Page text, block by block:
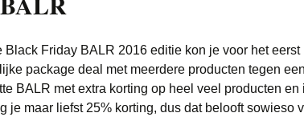
Black Friday BALR 2016 editie kon je voor het eerst
package deal met meerdere producten tegen
BALR met extra korting op heel veel producten en
je maar liefst 25% korting, dus dat belooft sowieso